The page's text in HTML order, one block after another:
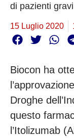
di pazienti
15 Luglio 2020
Biocon ha
Droghe
questo
l’Itolizumab